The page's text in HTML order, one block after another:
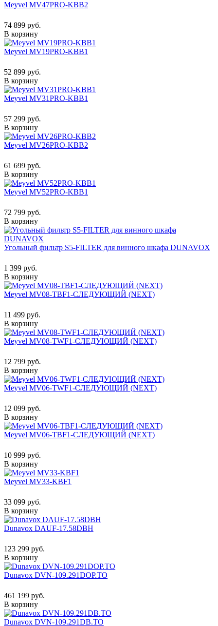
Meyvel MV47PRO-KBB2
74 899 руб.
В корзину
Meyvel MV19PRO-KBB1
52 899 руб.
В корзину
Meyvel MV31PRO-KBB1
57 299 руб.
В корзину
Meyvel MV26PRO-KBB2
61 699 руб.
В корзину
Meyvel MV52PRO-KBB1
72 799 руб.
В корзину
Угольный фильтр S5-FILTER для винного шкафа DUNAVOX
1 399 руб.
В корзину
Meyvel MV08-TBF1-СЛЕДУЮЩИЙ (NEXT)
11 499 руб.
В корзину
Meyvel MV08-TWF1-СЛЕДУЮЩИЙ (NEXT)
12 799 руб.
В корзину
Meyvel MV06-TWF1-СЛЕДУЮЩИЙ (NEXT)
12 099 руб.
В корзину
Meyvel MV06-TBF1-СЛЕДУЮЩИЙ (NEXT)
10 999 руб.
В корзину
Meyvel MV33-KBF1
33 099 руб.
В корзину
Dunavox DAUF-17.58DBH
123 299 руб.
В корзину
Dunavox DVN-109.291DOP.TO
461 199 руб.
В корзину
Dunavox DVN-109.291DB.TO